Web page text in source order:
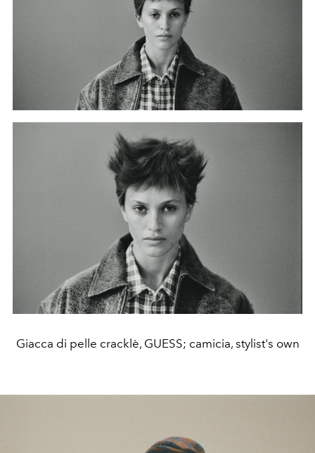
Giacca di pelle cracklè, GUESS; camicia, stylist's own